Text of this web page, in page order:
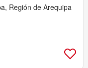
Región de Arequipa